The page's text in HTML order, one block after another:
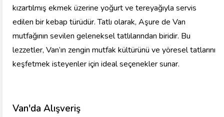
kızartılmış ekmek üzerine yoğurt ve tereyağıyla servis
edilen bir kebap türüdür. Tatlı olarak, Aşure de Van
mutfağının sevilen geleneksel tatlılarından biridir. Bu
lezzetler, Van’ın zengin mutfak kültürünü ve yöresel tatlarını
keşfetmek isteyenler için ideal seçenekler sunar.
Van'da Alışveriş